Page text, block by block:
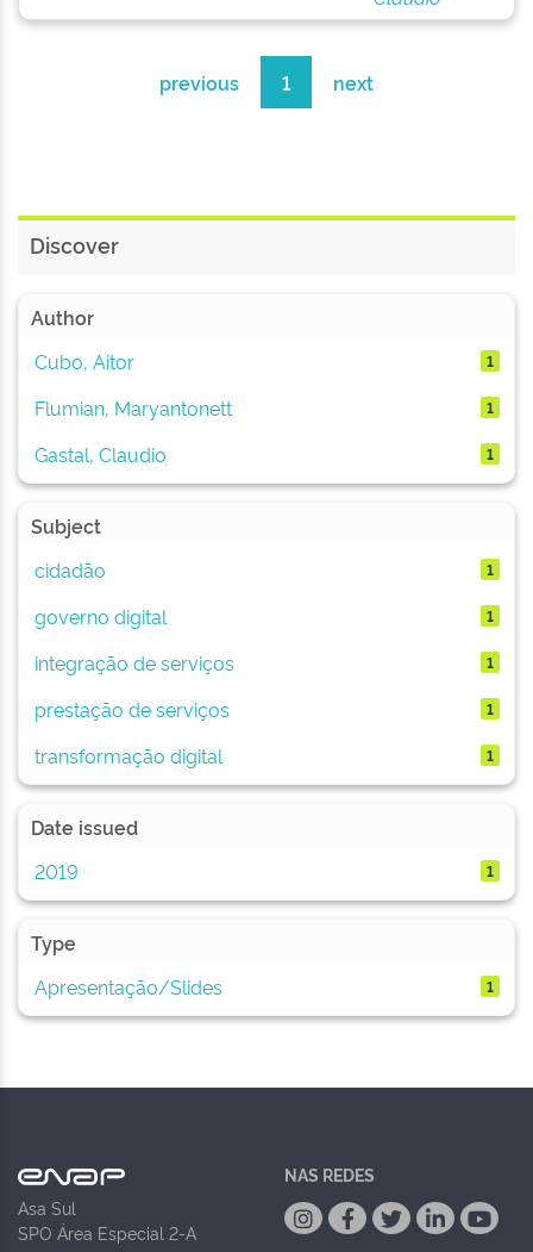
previous 1 next
Discover
Author
Cubo, Aitor
1
Flumian, Maryantonett 1
Gastal, Claudio 1
Subject
cidadão
1
governo digital 1
integração de serviços 1
prestação de serviços 1
transformação digital 1
Date issued
2019
1
Type
Apresentação/Slides
1
Asa Sul
SPO Área Especial 2-A
NAS REDES